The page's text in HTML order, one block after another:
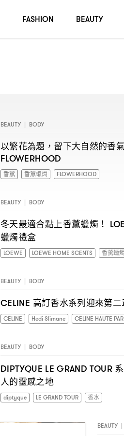
BEAUTY | BODY
以繁花為題 ， 留下大自然的香
FLOWERHOOD
香薰 香薰蠟燭 FLOWERHOOD
BEAUTY | BODY
冬天最適合點上香薰蠟燭 ！
蠟燭禮盒
LOEWE LOEWE HOME SCENTS 香薰蠟燭
BEAUTY | BODY
CELINE 高訂香水系列迎來第二
CELINE Hedi Slimane CELINE HAUTE
BEAUTY | BODY
DIPTYQUE LE GRAND TOUR
人的靈感之地
diptyque LE GRAND TOUR 香水
BEAUTY |
FASHION BEAUTY